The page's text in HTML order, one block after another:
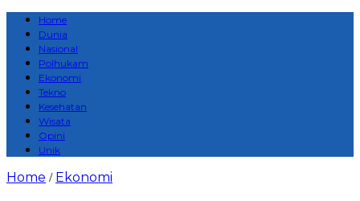
Home
Dunia
Nasional
Polhukam
Ekonomi
Tekno
Kesehatan
Wisata
Opini
Unik
Home / Ekonomi